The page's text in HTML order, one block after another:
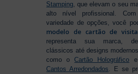
Stamping, que elevam o seu
alto nível profissional.
variedade de opções, você
modelo de cartão de visita
representa sua marca,
clássicos até designs
como oCartão Holográfico e
Cantos Arredondados. E se